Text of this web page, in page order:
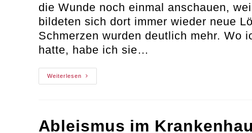
die Wunde noch einmal anschauen,
bildeten sich dort immer wieder neue
Schmerzen wurden deutlich mehr. Wo
hatte, habe ich sie…
WeiterlesenWenn
Die
Ableismus im